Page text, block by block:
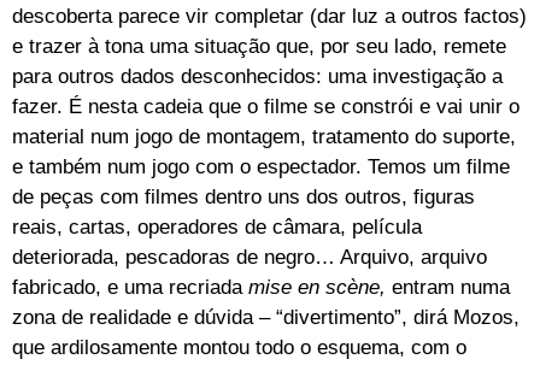
descoberta parece vir completar (dar luz a outros factos)
e trazer à tona uma situação que, por seu lado, remete
para outros dados desconhecidos: uma investigação a
fazer. É nesta cadeia que o filme se constrói e vai unir o
material num jogo de montagem, tratamento do suporte,
e também num jogo com o espectador. Temos um filme
de peças com filmes dentro uns dos outros, figuras
reais, cartas, operadores de câmara, película
deteriorada, pescadoras de negro… Arquivo, arquivo
fabricado, e uma recriada mise en scène, entram numa
zona de realidade e dúvida – “divertimento”, dirá Mozos,
que ardilosamente montou todo o esquema, com o